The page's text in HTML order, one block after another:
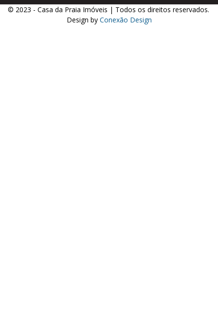
© 2023 - Casa da Praia Imóveis | Todos os direitos reservados.
Design byConexão Design